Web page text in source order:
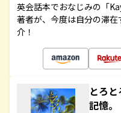
英会話本でおなじみの「
著者が、今度は自分の滞
介！
とろ
記憶